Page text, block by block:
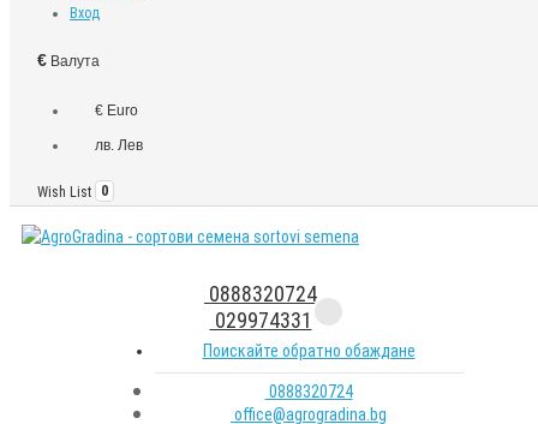
Вход
€ Валута
€ Euro
лв. Лев
Wish List 0
0888320724
029974331
Поискайте обратно обаждане
0888320724
office@agrogradina.bg